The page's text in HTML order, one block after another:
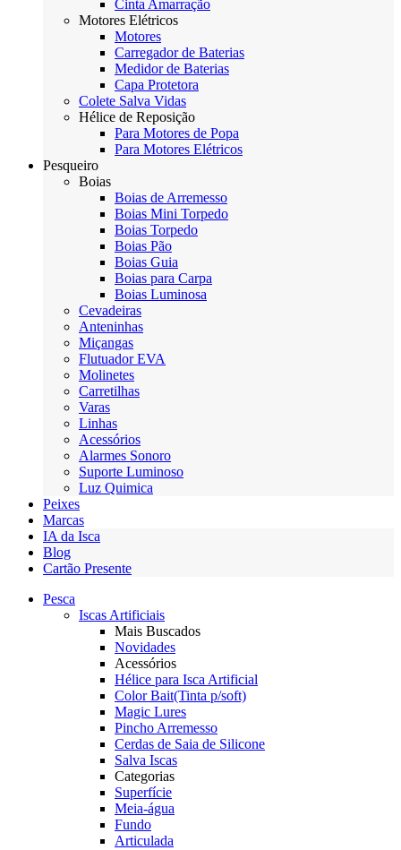
Cinta Amarração
Motores Elétricos
Motores
Carregador de Baterias
Medidor de Baterias
Capa Protetora
Colete Salva Vidas
Hélice de Reposição
Para Motores de Popa
Para Motores Elétricos
Pesqueiro
Boias
Boias de Arremesso
Boias Mini Torpedo
Boias Torpedo
Boias Pão
Boias Guia
Boias para Carpa
Boias Luminosa
Cevadeiras
Anteninhas
Miçangas
Flutuador EVA
Molinetes
Carretilhas
Varas
Linhas
Acessórios
Alarmes Sonoro
Suporte Luminoso
Luz Quimica
Peixes
Marcas
IA da Isca
Blog
Cartão Presente
Pesca
Iscas Artificiais
Mais Buscados
Novidades
Acessórios
Hélice para Isca Artificial
Color Bait(Tinta p/soft)
Magic Lures
Pincho Arremesso
Cerdas de Saia de Silicone
Salva Iscas
Categorias
Superfície
Meia-água
Fundo
Articulada